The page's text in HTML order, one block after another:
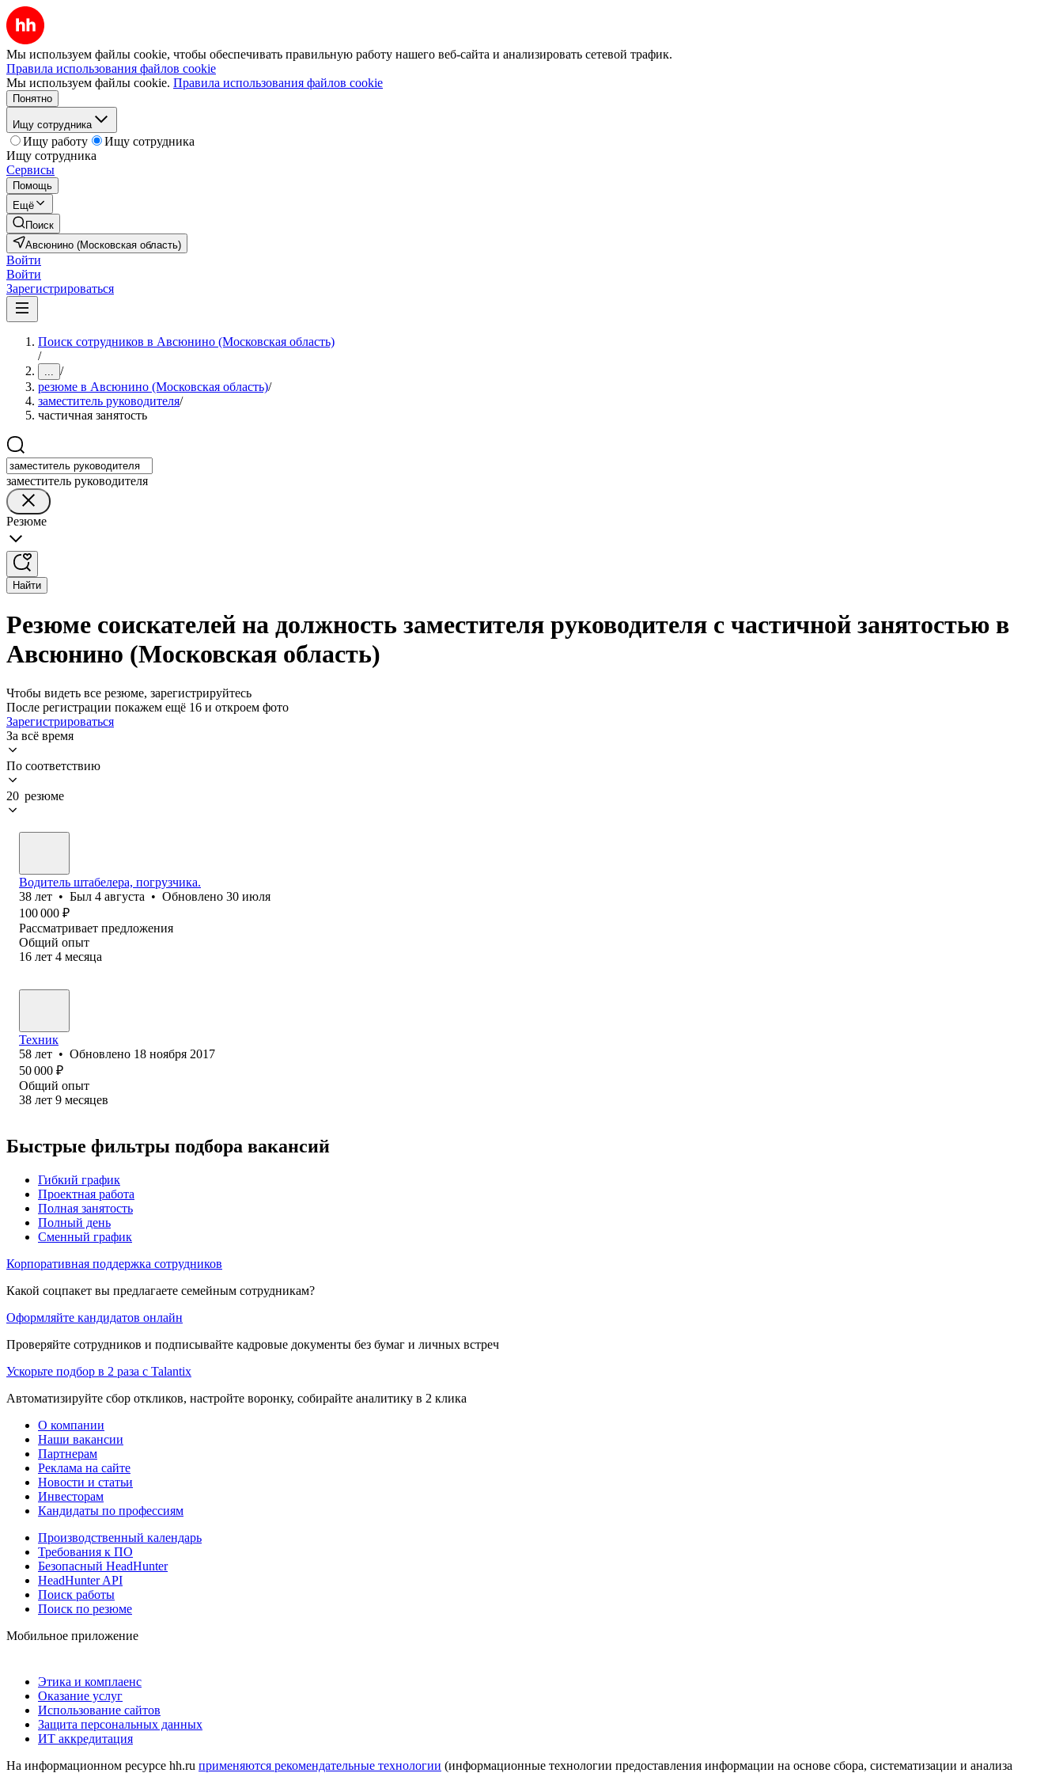
Мы используем файлы cookie, чтобы обеспечивать правильную работу нашего веб-сайта и анализировать сетевой трафик.
Правила использования файлов cookie
Мы используем файлы cookie. Правила использования файлов cookie
Понятно
Ищу сотрудника
Ищу работу
Ищу сотрудника
Ищу сотрудника
Сервисы
Помощь
Ещё
Поиск
Авсюнино (Московская область)
Войти
Войти
Зарегистрироваться
Поиск сотрудников в Авсюнино (Московская область)
/
... /
резюме в Авсюнино (Московская область)/
заместитель руководителя/
частичная занятость
заместитель руководителя
Резюме
Найти
Резюме соискателей на должность заместителя руководителя с частичной занятостью в
Авсюнино (Московская область)
Чтобы видеть все резюме, зарегистрируйтесь
После регистрации покажем ещё 16 и откроем фото
Зарегистрироваться
За всё время
По соответствию
20 резюме
Водитель штабелера, погрузчика.
38 лет • Был 4 августа • Обновлено 30 июля
100 000 ₽
Рассматривает предложения
Общий опыт
16 лет 4 месяца
Техник
58 лет • Обновлено 18 ноября 2017
50 000 ₽
Общий опыт
38 лет 9 месяцев
Быстрые фильтры подбора вакансий
Гибкий график
Проектная работа
Полная занятость
Полный день
Сменный график
Корпоративная поддержка сотрудников
Какой соцпакет вы предлагаете семейным сотрудникам?
Оформляйте кандидатов онлайн
Проверяйте сотрудников и подписывайте кадровые документы без бумаг и личных встреч
Ускорьте подбор в 2 раза с Talantix
Автоматизируйте сбор откликов, настройте воронку, собирайте аналитику в 2 клика
О компании
Наши вакансии
Партнерам
Реклама на сайте
Новости и статьи
Инвесторам
Кандидаты по профессиям
Производственный календарь
Требования к ПО
Безопасный HeadHunter
HeadHunter API
Поиск работы
Поиск по резюме
Мобильное приложение
Этика и комплаенс
Оказание услуг
Использование сайтов
Защита персональных данных
ИТ аккредитация
На информационном ресурсе hh.ru применяются рекомендательные технологии (информационные технологии предоставления информации на основе сбора, систематизации и анализа